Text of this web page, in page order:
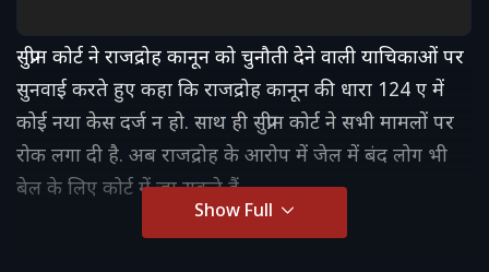
सुप्रीम कोर्ट ने राजद्रोह कानून को चुनौती देने वाली याचिकाओं पर
सुनवाई करते हुए कहा कि राजद्रोह कानून की धारा 124 ए में
कोई नया केस दर्ज न हो. साथ ही सुप्रीम कोर्ट ने सभी मामलों पर
रोक लगा दी है. अब राजद्रोह के आरोप में जेल में बंद लोग भी
बेल के लिए कोर्ट में जा सकते हैं.
Show Full